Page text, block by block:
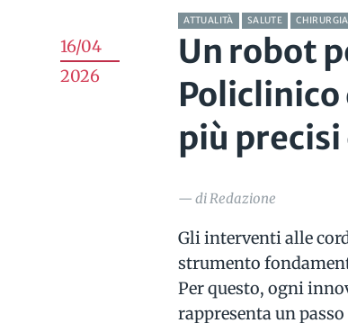
16/04
2026
ATTUALITÀ SALUTE CHIRURGIA
Un robot
più
— di Redazione
Gli interventi alle
strumento
Per questo, ogni
rappresenta un